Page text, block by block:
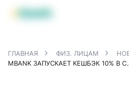
Продукты MBANK
ГЛАВНАЯ ФИЗ. ЛИЦАМ
MBANK